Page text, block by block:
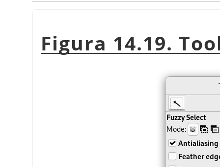
Figura 14.19.